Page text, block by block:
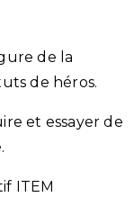
de la
de héros.
et essayer de
ITEM